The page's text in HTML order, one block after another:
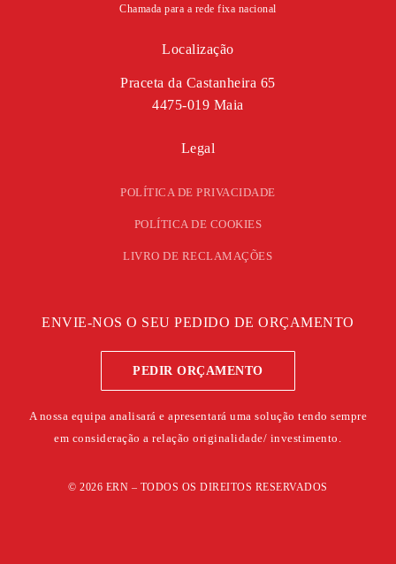
Chamada para a rede fixa nacional
Localização
Praceta da Castanheira 65
4475-019 Maia
Legal
POLÍTICA DE PRIVACIDADE
POLÍTICA DE COOKIES
LIVRO DE RECLAMAÇÕES
ENVIE-NOS O SEU PEDIDO DE ORÇAMENTO
PEDIR ORÇAMENTO
A nossa equipa analisará e apresentará uma solução tendo sempre
em consideração a relação originalidade/ investimento.
©2026 ERN – TODOS OS DIREITOS RESERVADOS